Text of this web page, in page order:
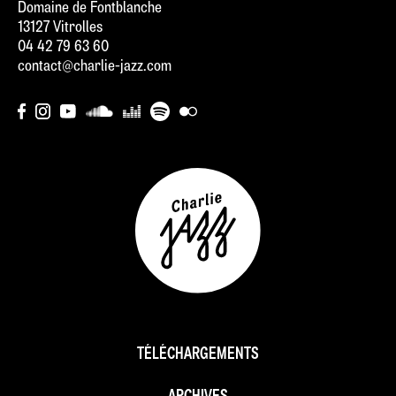
Domaine de Fontblanche
13127 Vitrolles
04 42 79 63 60
contact@charlie-jazz.com
TÉLÉCHARGEMENTS